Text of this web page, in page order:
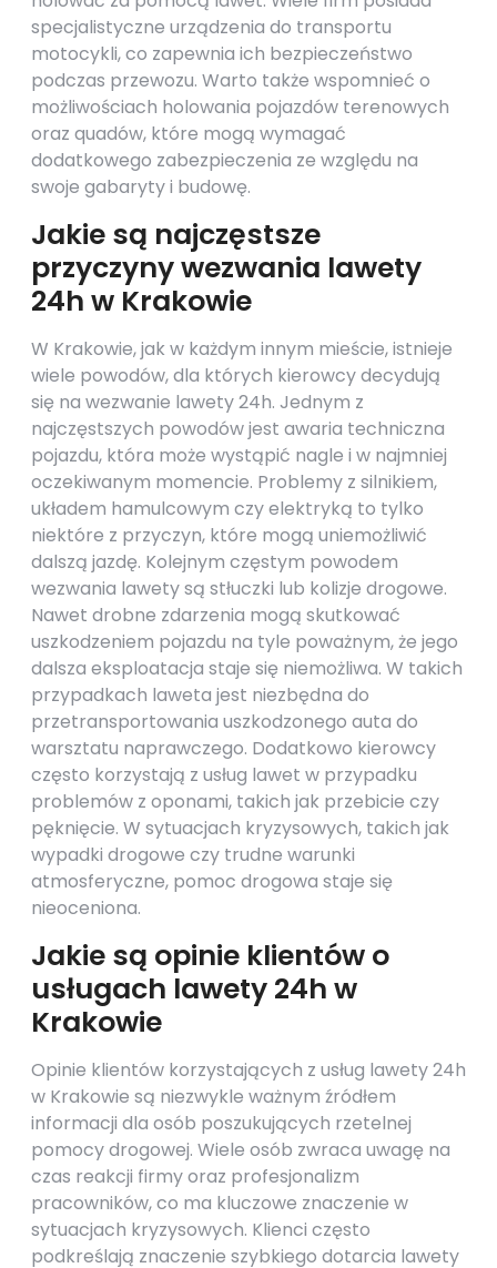
specjalistyczne urządzenia do transportu
motocykli, co zapewnia ich bezpieczeństwo
podczas przewozu. Warto także wspomnieć o
możliwościach holowania pojazdów terenowych
oraz quadów, które mogą wymagać
dodatkowego zabezpieczenia ze względu na
swoje gabaryty i budowę.
Jakie są najczęstsze
przyczyny wezwania lawety
24h w Krakowie
W Krakowie, jak w każdym innym mieście, istnieje
wiele powodów, dla których kierowcy decydują
się na wezwanie lawety 24h. Jednym z
najczęstszych powodów jest awaria techniczna
pojazdu, która może wystąpić nagle i w najmniej
oczekiwanym momencie. Problemy z silnikiem,
układem hamulcowym czy elektryką to tylko
niektóre z przyczyn, które mogą uniemożliwić
dalszą jazdę. Kolejnym częstym powodem
wezwania lawety są stłuczki lub kolizje drogowe.
Nawet drobne zdarzenia mogą skutkować
uszkodzeniem pojazdu na tyle poważnym, że jego
dalsza eksploatacja staje się niemożliwa. W takich
przypadkach laweta jest niezbędna do
przetransportowania uszkodzonego auta do
warsztatu naprawczego. Dodatkowo kierowcy
często korzystają z usług lawet w przypadku
problemów z oponami, takich jak przebicie czy
pęknięcie. W sytuacjach kryzysowych, takich jak
wypadki drogowe czy trudne warunki
atmosferyczne, pomoc drogowa staje się
nieoceniona.
Jakie są opinie klientów o
usługach lawety 24h w
Krakowie
Opinie klientów korzystających z usług lawety 24h
w Krakowie są niezwykle ważnym źródłem
informacji dla osób poszukujących rzetelnej
pomocy drogowej. Wiele osób zwraca uwagę na
czas reakcji firmy oraz profesjonalizm
pracowników, co ma kluczowe znaczenie w
sytuacjach kryzysowych. Klienci często
podkreślają znaczenie szybkiego dotarcia lawety